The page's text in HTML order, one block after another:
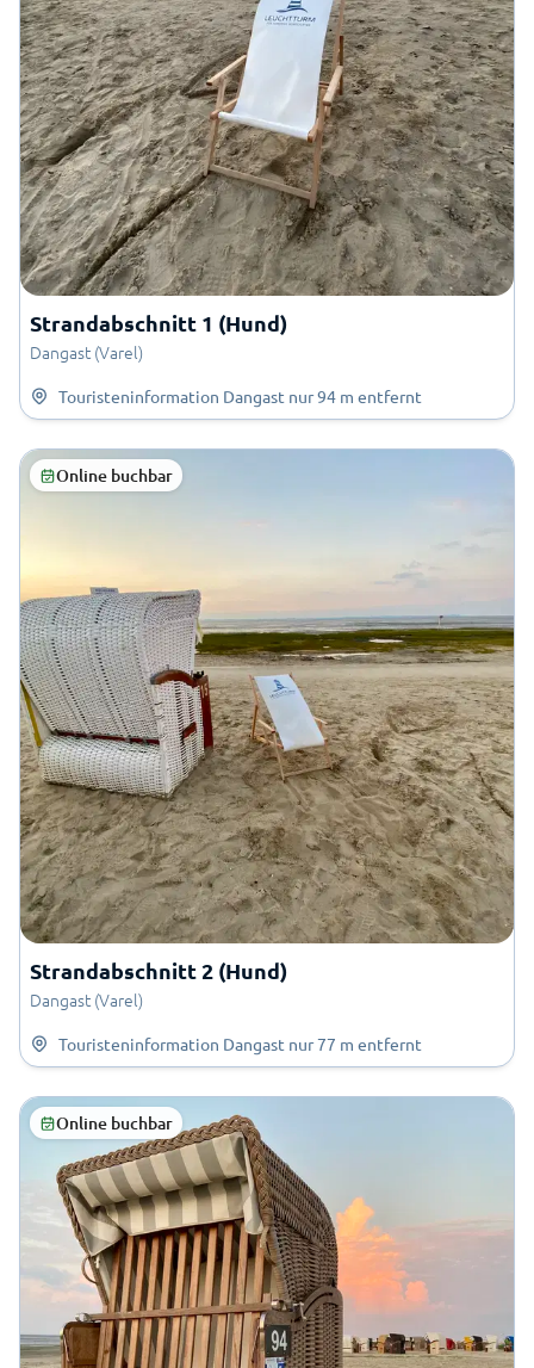
Strandabschnitt 1 (Hund)
Dangast (Varel)
Touristeninformation Dangast nur94 m entfernt
Strandabschnitt 2 (Hund)
Dangast (Varel)
Online buchbar
Touristeninformation Dangast nur77 m entfernt
Online buchbar